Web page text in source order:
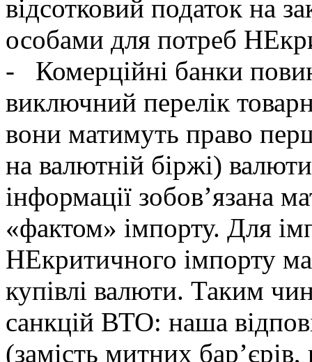
відсотковий податок на
особами для потреб
- Комерційні банки
виключний перелік
вони матимуть право
на валютній біржі)
інформації зобов’язана
«фактом» імпорту. Для
НЕкритичного імпорту
купівлі валюти. Таким
санкцій ВТО: наша
(замість митних